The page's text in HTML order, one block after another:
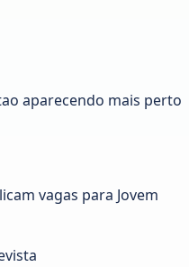
aparecendo mais perto
vagas para Jovem